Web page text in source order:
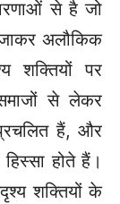
से है जो
अलौकिक
शक्तियों पर
से लेकर
हैं, और
होते हैं।
शक्तियों के